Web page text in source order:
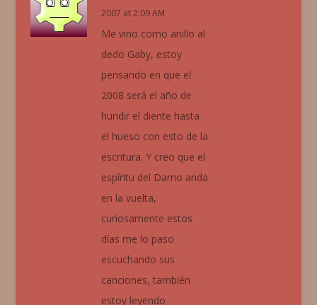
2007 at 2:09 AM
Me vino como anillo al
dedo Gaby, estoy
pensando en que el
2008 será el año de
hundir el diente hasta
el hueso con esto de la
escritura. Y creo que el
espíritu del Darno anda
en la vuelta,
curiosamente estos
días me lo paso
escuchando sus
canciones, también
estoy leyendo